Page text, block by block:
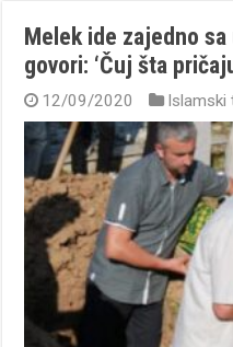
Melek ide zajedno
govori: ‘Čuj šta
12/09/2020 Islamski